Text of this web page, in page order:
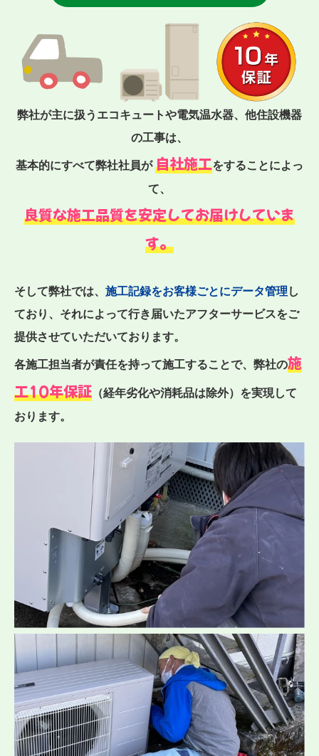
弊社が主に扱うエコキュートや電気温水器、他住設機器
の工事は、
基本的にすべて弊社社員が自社施工をすることによっ
て、
良質な施工品質を安定してお届けしていま
す。
そして弊社では、 施工記録をお客様ごとにデータ管理 し
ており、それによって行き届いたアフターサービスをご
提供させていただいております。
各施工担当者が責任を持って施工することで、弊社の施
工10年保証 （経年劣化や消耗品は除外）を実現して
おります。